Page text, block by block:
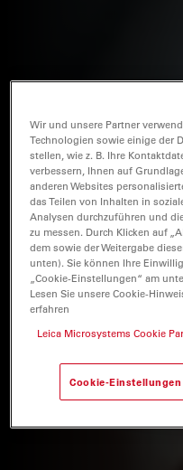
Wir und unsere Partner
Technologien sowie einige der
stellen, wie z. B. Ihre
verbessern, Ihnen auf
anderen Websites
das Teilen von Inhalten in
Analysen durchzuführen und
zu messen. Durch Klicken auf
dem sowie der Weitergabe
unten). Sie können Ihre
„Cookie-Einstellungen“ am
Lesen Sie unsere Cookie-
erfahren
Leica Microsystems Cookie
Cookie-Einstellungen